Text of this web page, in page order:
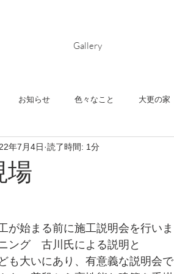
Gallery
お知らせ 色々なこと 大更の家
緑ヶ丘の家 清水町の家
場
年7月4日 読了時間: 1分
が始まる前に施工説明会を行いま
ング　古川氏による説明と
も大いにあり、有意義な説明会で